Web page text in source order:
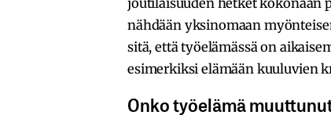
nähdään yksinomaan
sitä, että työelämässä on
esimerkiksi elämään kuuluvien
Onko työelämä